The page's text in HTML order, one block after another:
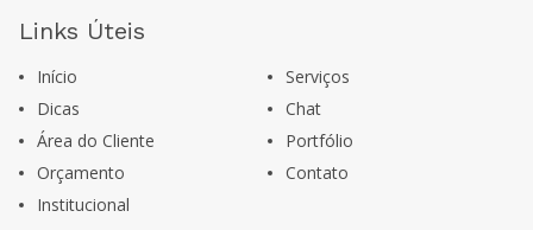
Links Úteis
Início
Serviços
Dicas
Chat
Área do Cliente
Portfólio
Orçamento
Contato
Institucional